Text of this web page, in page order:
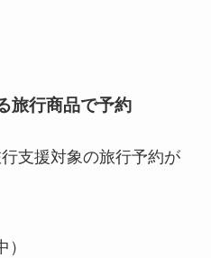
旅行商品で予約
支援対象の旅行予約が